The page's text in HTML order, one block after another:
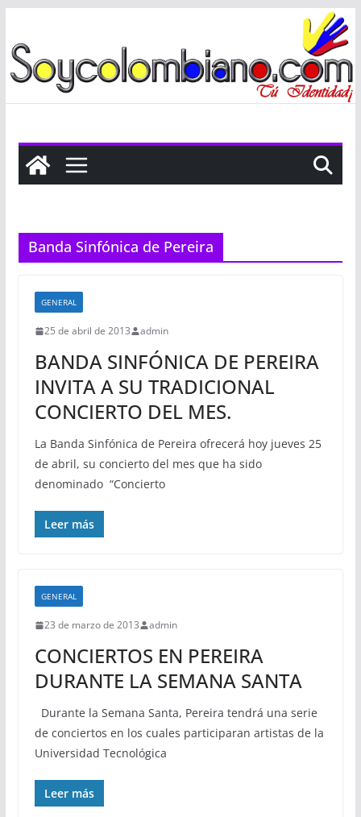
al
contenido
Banda Sinfónica de Pereira
GENERAL
25 de abril de 2013 admin
BANDA SINFÓNICA DE PEREIRA
INVITA A SU TRADICIONAL
CONCIERTO DEL MES.
La Banda Sinfónica de Pereira ofrecerá hoy jueves 25
de abril, su concierto del mes que ha sido
denominado “Concierto
Leer más
GENERAL
23 de marzo de 2013 admin
CONCIERTOS EN PEREIRA
DURANTE LA SEMANA SANTA
Durante la Semana Santa, Pereira tendrá una serie
de conciertos en los cuales participaran artistas de la
Universidad Tecnológica
Leer más